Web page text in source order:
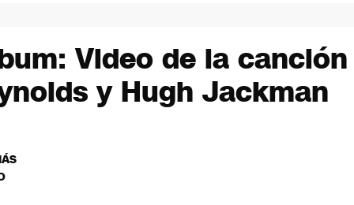
Video de la
y Hugh Jackman